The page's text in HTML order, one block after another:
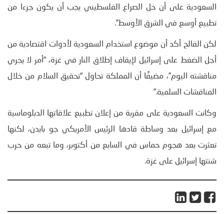
السعودية على أن حل الصراع الفلسطيني يجب أن يكون جزءا من
تطبيع أوسع في الشرق الأوسط”.
لكن الفالح أكد أن موضوع استخدام السعودية لأدوات اقتصادية من
أجل الضغط على إسرائيل لإيقاف إطلاق النار في غزة، “أمر لا يجري
مناقشته اليوم”، مضيفًا أن المملكة تحاول “تحقيق السلام من خلال
المناقشات السلمية.”
وكانت السعودية على مقربة من إعلان تطبيع علاقاتها الدبلوماسية
مع إسرائيل بعد وساطة قادها الرئيس الأمريكي جو بايدن، لكنها
تعثرت بعد هجوم حماس في السابع من أكتوبر، وما تبعه من حرب
شنتها إسرائيل على غزة.